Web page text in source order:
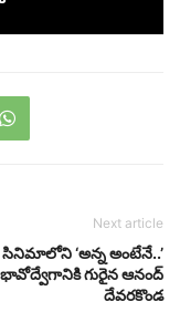
Next article
సినిమాలోని ‘అన్న అంటేనే..’
గురైన ఆనంద్
దేవరకొండ